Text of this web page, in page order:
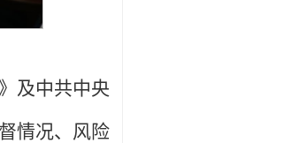
及中共中央
情况、风险